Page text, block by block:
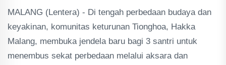
MALANG (Lentera) - Di tengah perbedaan budaya dan
keyakinan, komunitas keturunan Tionghoa, Hakka
Malang, membuka jendela baru bagi 3 santri untuk
menembus sekat perbedaan melalui aksara dan